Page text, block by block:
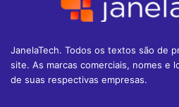
JanelaTech. Todos os textos são de
site. As marcas comerciais, nomes e
de suas respectivas empresas.